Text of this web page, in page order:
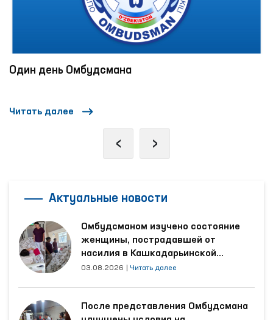
Один день Омбудсмана
Читать далее
‹ ›
Актуальные новости
Омбудсманом изучено состояние
женщины, пострадавшей от
насилия в Кашкадарьинской
области
03.08.2026 Читать далее
После представления Омбудсмана